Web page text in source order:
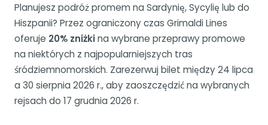
Planujesz podróż promem na Sardynię, Sycylię lub do
Hiszpanii? Przez ograniczony czas Grimaldi Lines
oferuje 20% zniżkina wybrane przeprawy promowe
na niektórych z najpopularniejszych tras
śródziemnomorskich. Zarezerwuj bilet między 24 lipca
a 30 sierpnia 2026 r., aby zaoszczędzić na wybranych
rejsach do 17 grudnia 2026 r.